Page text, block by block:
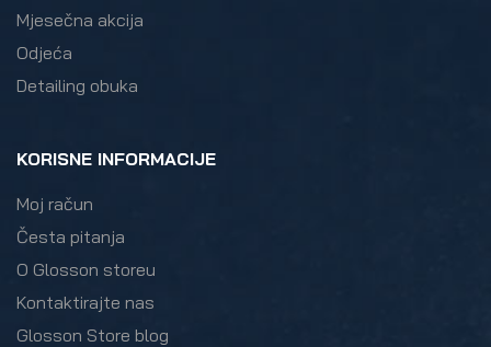
Mjesečna akcija
Odjeća
Detailing obuka
KORISNE INFORMACIJE
Moj račun
Česta pitanja
O Glosson storeu
Kontaktirajte nas
Glosson Store blog